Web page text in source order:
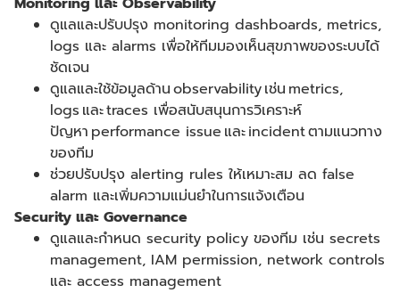
ดูแลและปรับปรุง monitoring dashboards, metrics,
logs และ alarms เพื่อให้ทีมมองเห็นสุขภาพของระบบได้
ชัดเจน
ดูแลและใช้ข้อมูลด้านobservabilityเช่น metrics,
logs และtraces เพื่อสนับสนุนการวิเคราะห์
ปัญหา performance issue และincidentตามแนวทาง
ของทีม
ช่วยปรับปรุง alerting rules ให้เหมาะสม ลด false
alarm และเพิ่มความแม่นยำในการแจ้งเตือน
Security และ Governance
ดูแลและกำหนด security policy ของทีม เช่น secrets
management, IAM permission, network controls
และ access management